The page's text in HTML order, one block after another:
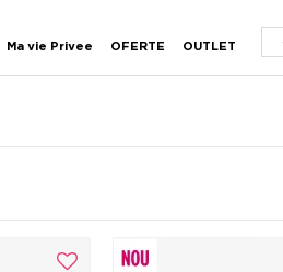
Ma vie Privee OFERTE OUTLET